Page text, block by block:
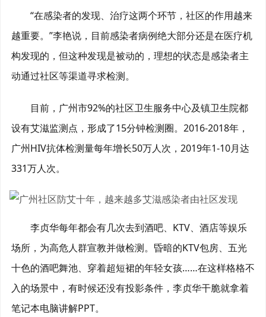
“在感染者的发现、治疗这两个环节，社区的作用越来
越重要。”李艳说，目前感染者病例绝大部分还是在医疗机
构发现的，但这种发现是被动的，理想的状态是感染者主
动通过社区等渠道寻求检测。
目前，广州市92%的社区卫生服务中心及镇卫生院都
设有艾滋监测点，形成了15分钟检测圈。2016-2018年，
广州HIV抗体检测量每年增长50万人次，2019年1-10月达
331万人次。
李贞华每年都会有几次去到酒吧、KTV、酒店等娱乐
场所，为高危人群宣教并做检测。昏暗的KTV包房、五光
十色的酒吧舞池、穿着超短裙的年轻女孩……在这样格格不
入的场景中，有时候还没有投影条件，李贞华干脆就拿着
笔记本电脑讲解PPT。